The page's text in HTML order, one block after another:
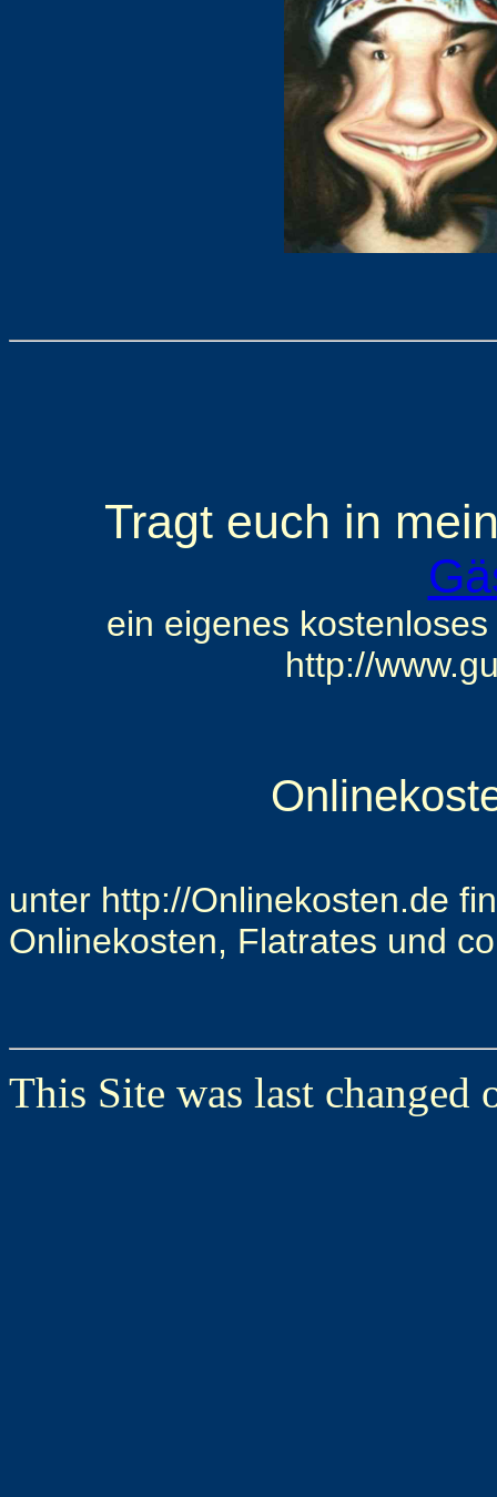
Tragt euch in
ein eigenes
http://
unter http://Onlinekosten.de
Onlinekosten, Flatrates und
This Site was last changed